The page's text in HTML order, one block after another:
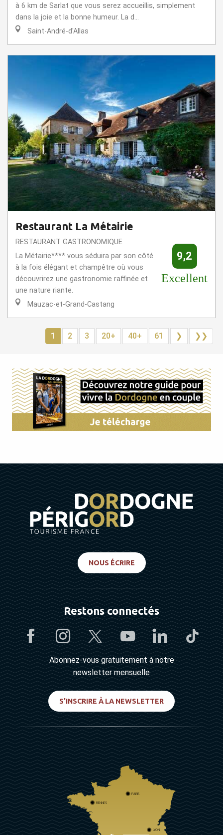
à 6 km de Sarlat que vous serez accueillis, simplement
dans la joie et la bonne humeur. La d...
Saint-André-d'Allas
Restaurant La Métairie
RESTAURANT GASTRONOMIQUE
La Métairie**** vous séduira par son côté
à la fois élégant et champêtre où vous
découvrirez une gastronomie raffinée et
une nature riante.
Mauzac-et-Grand-Castang
9,2
Excellent
1 2 3 20+ 40+ 61 ❯ ❯❯
NOUS ÉCRIRE
Restons connectés
Abonnez-vous gratuitement à notre
newsletter mensuelle
S'INSCRIRE À LA NEWSLETTER
PARIS
RENNES
LYON